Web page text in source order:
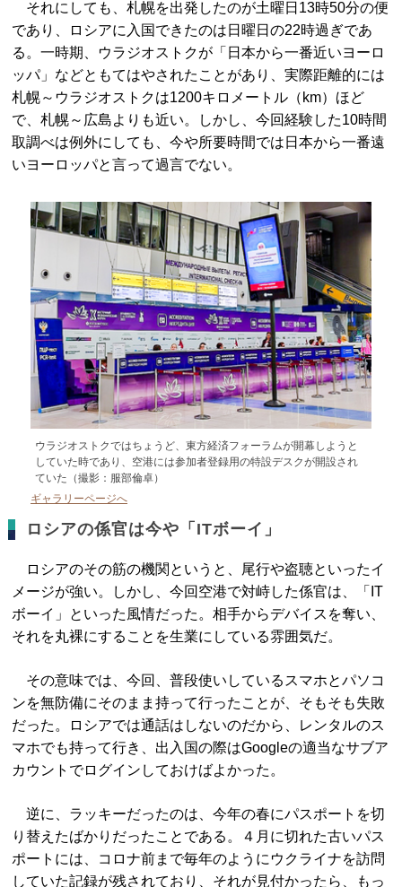
それにしても、札幌を出発したのが土曜日13時50分の便
であり、ロシアに入国できたのは日曜日の22時過ぎであ
る。一時期、ウラジオストクが「日本から一番近いヨーロ
ッパ」などともてはやされたことがあり、実際距離的には
札幌～ウラジオストクは1200キロメートル（km）ほど
で、札幌～広島よりも近い。しかし、今回経験した10時間
取調べは例外にしても、今や所要時間では日本から一番遠
いヨーロッパと言って過言でない。
ウラジオストクではちょうど、東方経済フォーラムが開幕しようと
していた時であり、空港には参加者登録用の特設デスクが開設され
ていた（撮影：服部倫卓）
ギャラリーページへ
ロシアの係官は今や「ITボーイ」
ロシアのその筋の機関というと、尾行や盗聴といったイ
メージが強い。しかし、今回空港で対峙した係官は、「IT
ボーイ」といった風情だった。相手からデバイスを奪い、
それを丸裸にすることを生業にしている雰囲気だ。
その意味では、今回、普段使いしているスマホとパソコ
ンを無防備にそのまま持って行ったことが、そもそも失敗
だった。ロシアでは通話はしないのだから、レンタルのス
マホでも持って行き、出入国の際はGoogleの適当なサブア
カウントでログインしておけばよかった。
逆に、ラッキーだったのは、今年の春にパスポートを切
り替えたばかりだったことである。４月に切れた古いパス
ポートには、コロナ前まで毎年のようにウクライナを訪問
していた記録が残されており、それが見付かったら、もっ